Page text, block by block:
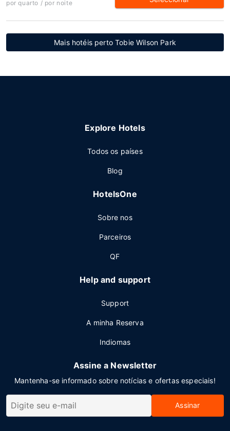
por quarto / por noite
Mais hotéis perto Tobie Wilson Park
Explore Hotels
Todos os países
Blog
HotelsOne
Sobre nos
Parceiros
QF
Help and support
Support
A minha Reserva
Indiomas
Assine a Newsletter
Mantenha-se informado sobre notícias e ofertas especiais!
Assinar